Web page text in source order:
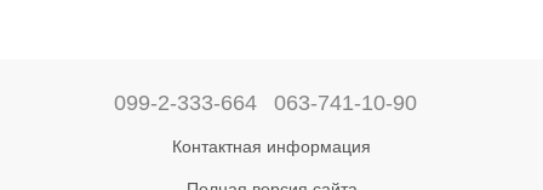
099-2-333-664 063-741-10-90
Контактная информация